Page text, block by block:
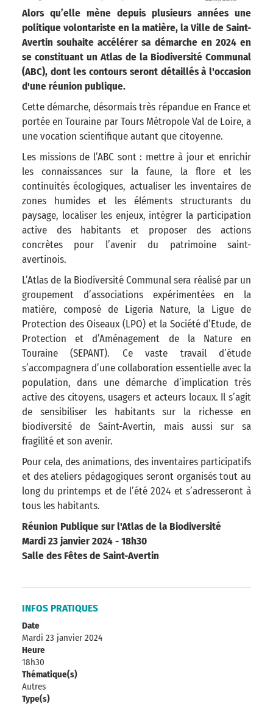
Alors qu’elle mène depuis plusieurs années une
politique volontariste en la matière, la Ville de Saint-
Avertin souhaite accélérer sa démarche en 2024 en
se constituant un Atlas de la Biodiversité Communal
(ABC), dont les contours seront détaillés à l'occasion
d'une réunion publique.
Cette démarche, désormais très répandue en France et
portée en Touraine par Tours Métropole Val de Loire, a
une vocation scientifique autant que citoyenne.
Les missions de l’ABC sont : mettre à jour et enrichir
les connaissances sur la faune, la flore et les
continuités écologiques, actualiser les inventaires de
zones humides et les éléments structurants du
paysage, localiser les enjeux, intégrer la participation
active des habitants et proposer des actions
concrètes pour l’avenir du patrimoine saint-
avertinois.
L’Atlas de la Biodiversité Communal sera réalisé par un
groupement d’associations expérimentées en la
matière, composé de Ligeria Nature, la Ligue de
Protection des Oiseaux (LPO) et la Société d’Etude, de
Protection et d’Aménagement de la Nature en
Touraine (SEPANT). Ce vaste travail d’étude
s’accompagnera d’une collaboration essentielle avec la
population, dans une démarche d’implication très
active des citoyens, usagers et acteurs locaux. Il s’agit
de sensibiliser les habitants sur la richesse en
biodiversité de Saint-Avertin, mais aussi sur sa
fragilité et son avenir.
Pour cela, des animations, des inventaires participatifs
et des ateliers pédagogiques seront organisés tout au
long du printemps et de l’été 2024 et s’adresseront à
tous les habitants.
Réunion Publique sur l'Atlas de la Biodiversité
Mardi 23 janvier 2024 - 18h30
Salle des Fêtes de Saint-Avertin
INFOS PRATIQUES
Date
Mardi 23 janvier 2024
Heure
18h30
Thématique(s)
Autres
Type(s)